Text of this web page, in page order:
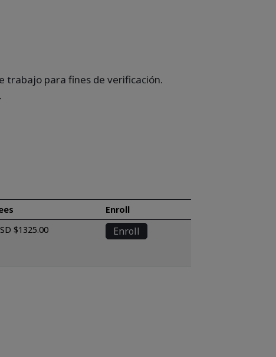
trabajo para fines de verificación.
Enroll
$1325.00 Enroll